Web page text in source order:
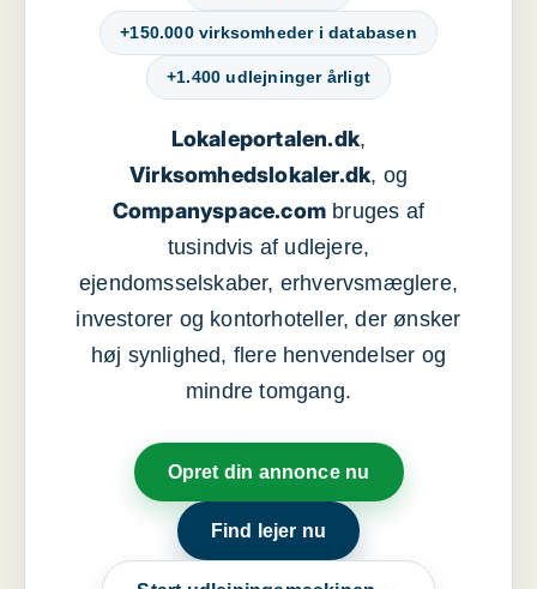
+150.000 virksomheder i databasen
+1.400 udlejninger årligt
Lokaleportalen.dk,
Virksomhedslokaler.dk, og
Companyspace.com bruges af
tusindvis af udlejere,
ejendomsselskaber, erhvervsmæglere,
investorer og kontorhoteller, der ønsker
høj synlighed, flere henvendelser og
mindre tomgang.
Opret din annonce nu
Find lejer nu